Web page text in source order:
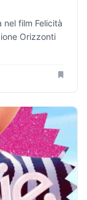
film Felicità
Orizzonti